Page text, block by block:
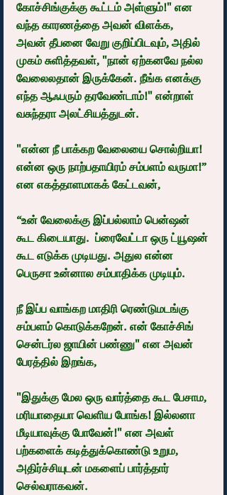
கோச்சிங்குக்கு கூட்டம் அள்ளும்!" என
வந்த காரணத்தை அவன் விளக்க,
அவன் தீபனை வேறு குறிப்பிடவும், அதில்
முகம் சுளித்தவள், "நான் ஏற்கனவே நல்ல
வேலைலதான் இருக்கேன். நீங்க எனக்கு
எந்த ஆஃபரும் தரவேண்டாம்!" என்றாள்
வசுந்தரா அலட்சியத்துடன்.
"என்ன நீ பாக்கற வேலையை சொல்றியா!
என்ன ஒரு நாற்பதாயிரம் சம்பளம் வருமா!”
என எகத்தாளமாகக் கேட்டவன்,
“உன் வேலைக்கு இப்பல்லாம் பென்ஷன்
கூட கிடையாது.  ப்ரைவேட்டா ஒரு ட்யூஷன்
கூட எடுக்க முடியது. அதுல என்ன
பெருசா உன்னால சம்பாதிக்க முடியும்.
நீ இப்ப வாங்கற மாதிரி ரெண்டுமடங்கு
சம்பளம் கொடுக்கறேன். என் கோச்சிங்
சென்டர்ல ஜாயின் பண்ணு" என அவன்
பேரத்தில் இறங்க,
"இதுக்கு மேல ஒரு வார்த்தை கூட பேசாம,
மரியாதையா வெளிய போங்க! இல்லனா
மீடியாவுக்கு போவேன்!" என அவள்
பற்களைக் கடித்துக்கொண்டு உறும,
அதிர்ச்சியுடன் மகளைப் பார்த்தார்
செல்வராகவன்.